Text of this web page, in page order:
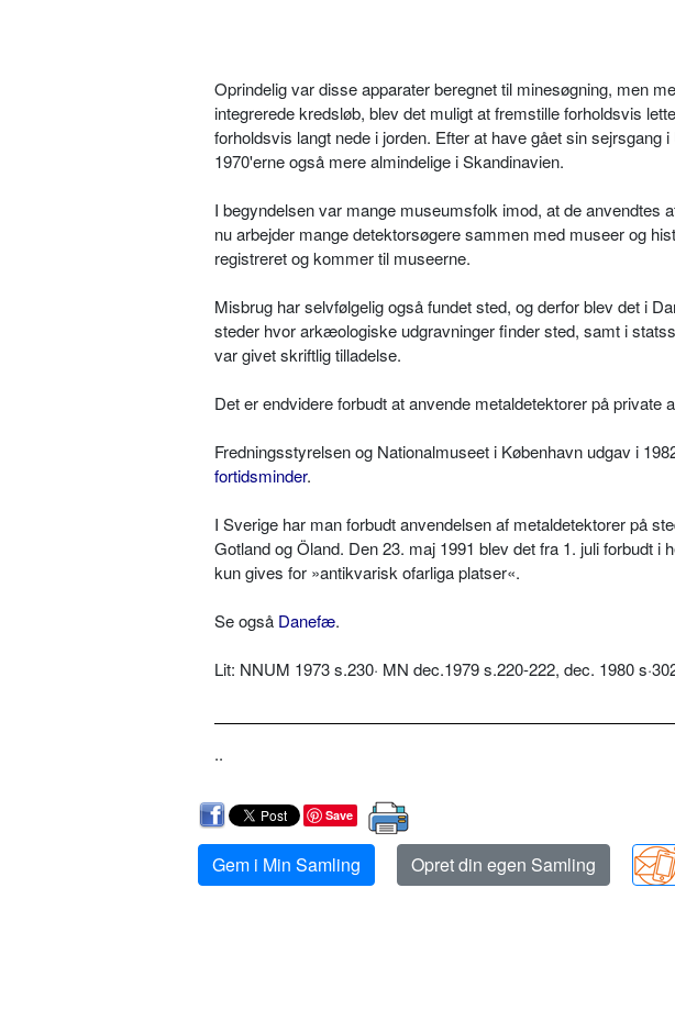
Oprindelig var disse apparater beregnet til minesøgning, men
integrerede kredsløb, blev det muligt at fremstille forholdsvis
forholdsvis langt nede i jorden. Efter at have gået sin sejrsgang
1970'erne også mere almindelige i Skandinavien.
I begyndelsen var mange museumsfolk imod, at de anvendtes
nu arbejder mange detektorsøgere sammen med museer og
registreret og kommer til museerne.
Misbrug har selvfølgelig også fundet sted, og derfor blev det i
steder hvor arkæologiske udgravninger finder sted, samt i
var givet skriftlig tilladelse.
Det er endvidere forbudt at anvende metaldetektorer på private
Fredningsstyrelsen og Nationalmuseet i København udgav i
fortidsminder.
I Sverige har man forbudt anvendelsen af metaldetektorer på
Gotland og Öland. Den 23. maj 1991 blev det fra 1. juli forbudt
kun gives for »antikvarisk ofarliga platser«.
Se også Danefæ.
Lit: NNUM 1973 s.230· MN dec.1979 s.220-222, dec. 1980
..
Save
Gem i Min Samling Opret din egen Samling